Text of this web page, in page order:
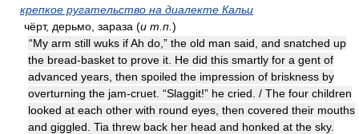
крепкое ругательство на диалекте Кальи
чёрт, дерьмо, зараза (и т.п. )
“My arm still wuks if Ah do,” the old man said, and snatched up
the bread-basket to prove it. He did this smartly for a gent of
advanced years, then spoiled the impression of briskness by
overturning the jam-cruet. “Slaggit!” he cried. / The four children
looked at each other with round eyes, then covered their mouths
and giggled. Tia threw back her head and honked at the sky.